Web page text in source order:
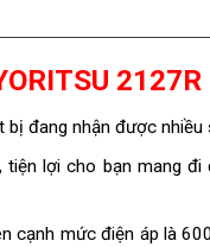
2127R
đang nhận được nhiều
tiện lợi cho bạn mang
cạnh mức điện áp là